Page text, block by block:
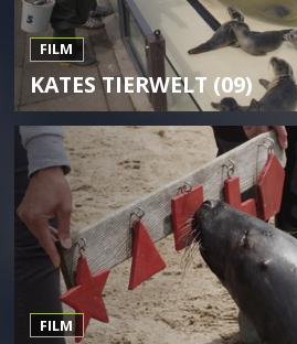
FILM
KATES TIERWELT (09)
FILM